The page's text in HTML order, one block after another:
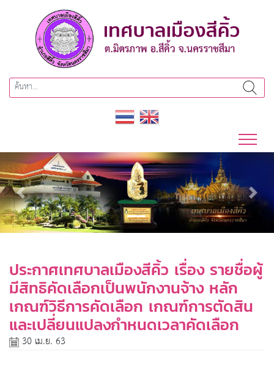
Previous Next
ประกาศเทศบาลเมืองสีคิ้ว เรื่อง รายชื่อผู้
มีสิทธิคัดเลือกเป็นพนักงานจ้าง หลัก
เกณฑ์วิธีการคัดเลือก เกณฑ์การตัดสิน
และเปลี่ยนแปลงกำหนดเวลาคัดเลือก
30 เม.ย. 63